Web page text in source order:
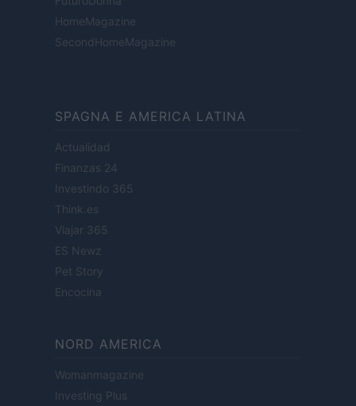
HomeMagazine
SecondHomeMagazine
SPAGNA E AMERICA LATINA
Actualidad
Finanzas 24
Investindo 365
Think.es
Viajar 365
ES Newz
Pet Story
Encocina
NORD AMERICA
Womanmagazine
Investing Plus